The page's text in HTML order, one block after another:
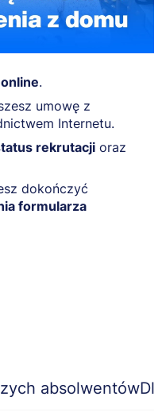
online.
umowę z
Internetu.
rekrutacji oraz
dokończyć
formularza
absolwentów